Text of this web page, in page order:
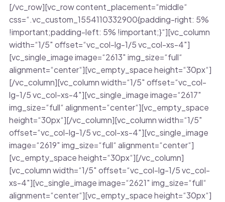
[/vc_row][vc_row content_placement=“middle“
css=“.vc_custom_1554110332900{padding-right: 5%
!important;padding-left: 5% !important;}“][vc_column
width=“1/5″ offset=“vc_col-lg-1/5 vc_col-xs-4″]
[vc_single_image image=“2613″ img_size=“full“
alignment=“center“][vc_empty_space height=“30px“]
[/vc_column][vc_column width=“1/5″ offset=“vc_col-
lg-1/5 vc_col-xs-4″][vc_single_image image=“2617″
img_size=“full“ alignment=“center“][vc_empty_space
height=“30px“][/vc_column][vc_column width=“1/5″
offset=“vc_col-lg-1/5 vc_col-xs-4″][vc_single_image
image=“2619″ img_size=“full“ alignment=“center“]
[vc_empty_space height=“30px“][/vc_column]
[vc_column width=“1/5″ offset=“vc_col-lg-1/5 vc_col-
xs-4″][vc_single_image image=“2621″ img_size=“full“
alignment=“center“][vc_empty_space height=“30px“]